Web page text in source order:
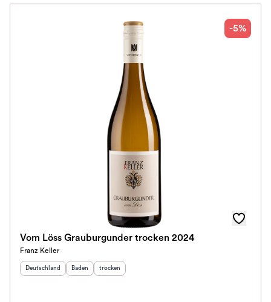
-5%
Vom Löss Grauburgunder trocken 2024
Franz Keller
Herkunftsland
Deutschland Herkunftsregion:
Baden Geschmack
trocken